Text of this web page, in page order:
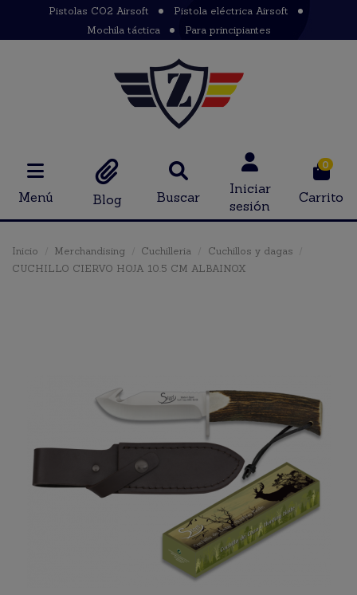
Pistolas CO2 Airsoft
Pistola eléctrica Airsoft
Mochila táctica
Para principiantes
Menú Blog Buscar
Iniciar
sesión
0
Carrito
Inicio Merchandising Cuchilleria
Cuchillos y dagas
CUCHILLO CIERVO HOJA 10.5 CM ALBAINOX